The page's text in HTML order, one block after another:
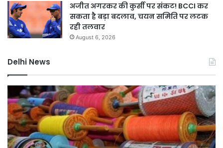
अजीत अगरकर की कुर्सी पर संकट! BCCI कर
सकता है बड़ा बदलाव, चयन समिति पर लटक
रही तलवार
August 6, 2026
Delhi News
दिल्ली
में
चाइनीज
मांझे
का
कहर,
डूब
में